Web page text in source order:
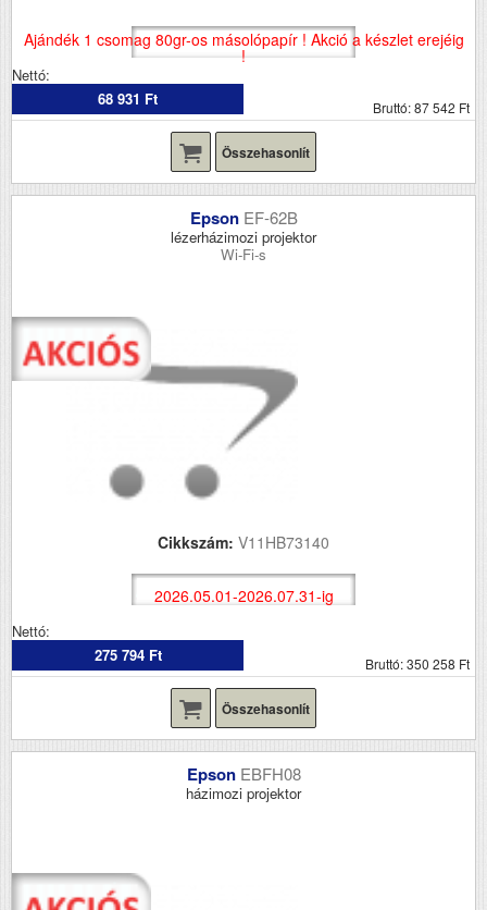
Ajándék 1 csomag 80gr-os másolópapír ! Akció a készlet erejéig
!
Nettó:
68 931 Ft
Bruttó: 87 542 Ft
Összehasonlít
Epson EF-62B
lézerházimozi projektor
Wi-Fi-s
Cikkszám: V11HB73140
2026.05.01-2026.07.31-ig
Nettó:
275 794 Ft
Bruttó: 350 258 Ft
Összehasonlít
Epson EBFH08
házimozi projektor